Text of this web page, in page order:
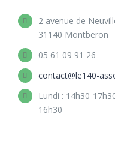
2 avenue de
31140 Montberon
05 61 09 91 26
contact@le140-
Lundi : 14h30-
16h30